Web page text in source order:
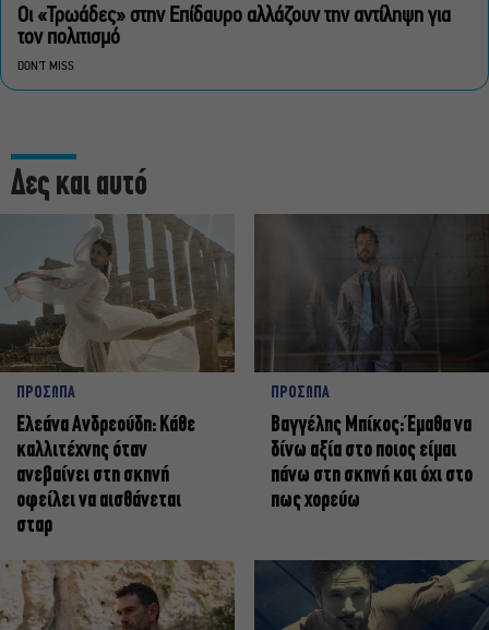
Οι «Τρωάδες» στην Επίδαυρο αλλάζουν την αντίληψη για
τον πολιτισμό
DON'T MISS
Δες και αυτό
ΠΡΟΣΩΠΑ
Ελεάνα Ανδρεούδη: Κάθε
καλλιτέχνης όταν
ανεβαίνει στη σκηνή
οφείλει να αισθάνεται
σταρ
ΠΡΟΣΩΠΑ
Βαγγέλης Μπίκος: Έμαθα να
δίνω αξία στο ποιος είμαι
πάνω στη σκηνή και όχι στο
πως χορεύω